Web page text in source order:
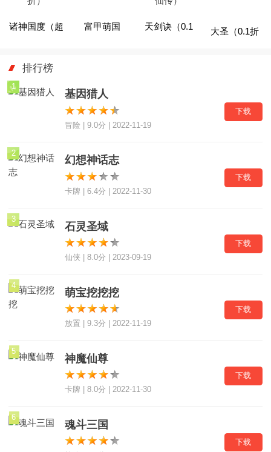
诸神国度（超 富甲萌国 天剑诀（0.1 大圣（0.1折
排行榜
1
基因猎人
冒险 | 9.0分 | 2022-11-19
下载
2
幻想神话志
卡牌 | 6.4分 | 2022-11-30
下载
3
石灵圣域
仙侠 | 8.0分 | 2023-09-19
下载
4
萌宝挖挖挖
放置 | 9.3分 | 2022-11-19
下载
5
神魔仙尊
卡牌 | 8.0分 | 2022-11-30
下载
6
魂斗三国
下载